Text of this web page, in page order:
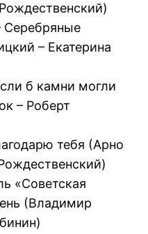
Серебряные
– Екатерина
б камни могли
– Роберт
тебя (Арно
«Советская
(Владимир